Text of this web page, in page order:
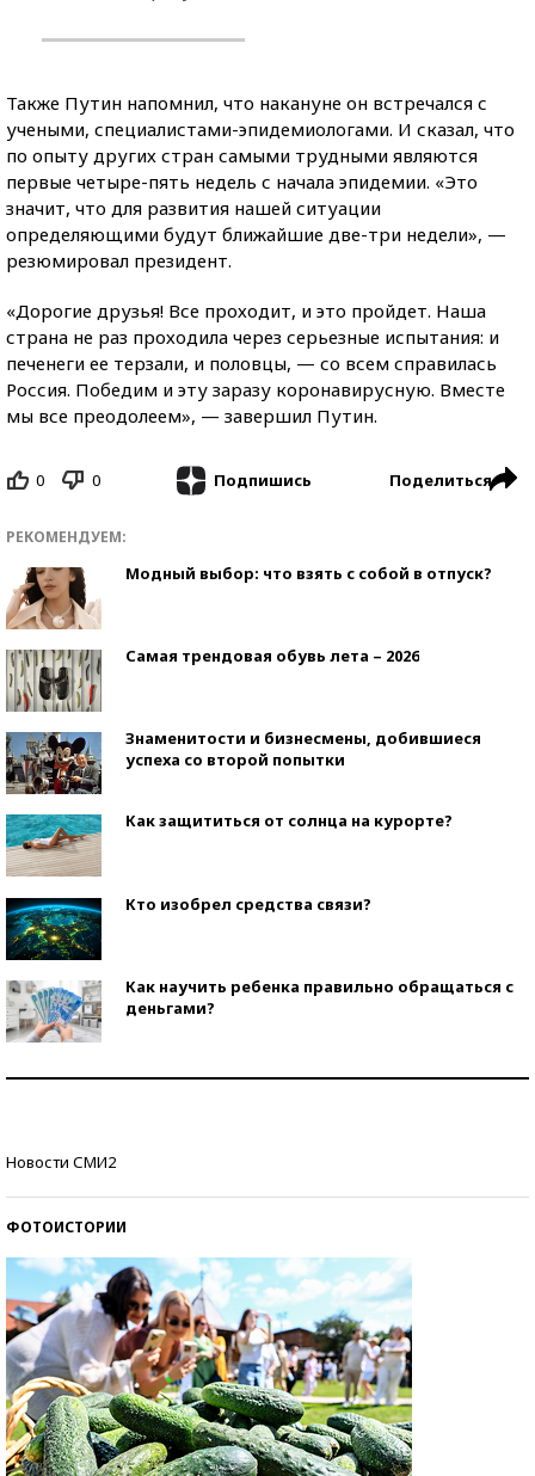
Также Путин напомнил, что накануне он встречался с
учеными, специалистами-эпидемиологами. И сказал, что
по опыту других стран самыми трудными являются
первые четыре-пять недель с начала эпидемии. «Это
значит, что для развития нашей ситуации
определяющими будут ближайшие две-три недели», —
резюмировал президент.
«Дорогие друзья! Все проходит, и это пройдет. Наша
страна не раз проходила через серьезные испытания: и
печенеги ее терзали, и половцы, — со всем справилась
Россия. Победим и эту заразу коронавирусную. Вместе
мы все преодолеем», — завершил Путин.
0 0 Подпишись Поделиться
РЕКОМЕНДУЕМ:
Модный выбор: что взять с собой в отпуск?
Самая трендовая обувь лета – 2026
Знаменитости и бизнесмены, добившиеся
успеха со второй попытки
Как защититься от солнца на курорте?
Кто изобрел средства связи?
Как научить ребенка правильно обращаться с
деньгами?
Новости СМИ2
ФОТОИСТОРИИ